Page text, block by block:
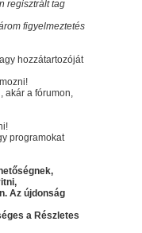
regisztrált tag
figyelmeztetés
hozzátartozóját
akár a fórumon,
programokat
Az újdonság
a Részletes